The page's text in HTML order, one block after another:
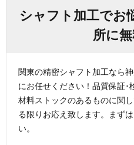
シャフト加工でお
所に
関東の精密シャフト加工なら
にお任せください！品質保証･
材料ストックのあるものに関
る限りお応え致します。まず
い。